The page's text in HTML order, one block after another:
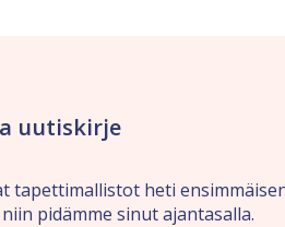
uutiskirje
tapettimallistot heti
pidämme sinut ajantasalla.